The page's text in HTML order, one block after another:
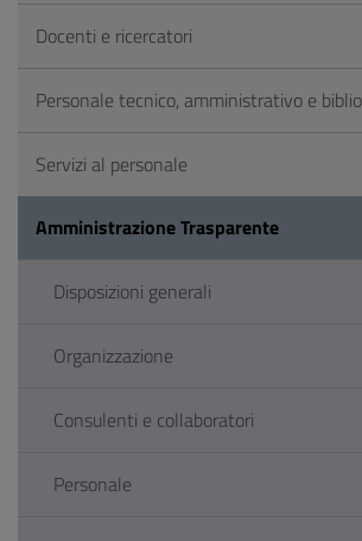
Docenti e ricercatori
Personale tecnico, amministrativo e
Servizi al personale
Amministrazione Trasparente
Disposizioni generali
Organizzazione
Consulenti e collaboratori
Personale